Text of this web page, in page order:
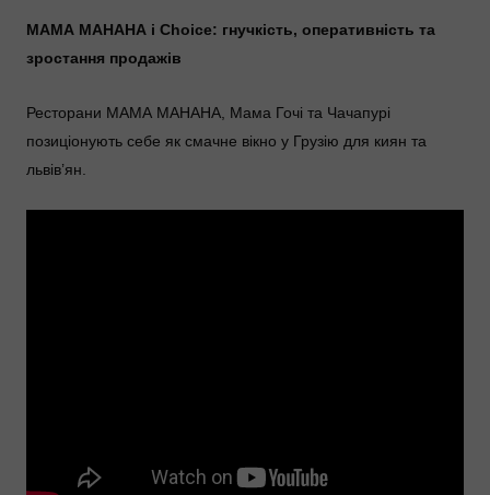
МАМА МАНАНА і Choice: гнучкість, оперативність та
зростання продажів
Ресторани МАМА МАНАНА, Мама Гочі та Чачапурі
позиціонують себе як смачне вікно у Грузію для киян та
львів’ян.